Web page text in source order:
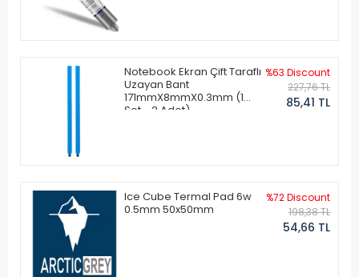
Notebook Ekran Çift Taraflı
Uzayan Bant
171mmX8mmX0.3mm (1
Set - 2 Adet)
%63 Discount
227,76 TL
85,41 TL
Ice Cube Termal Pad 6w
0.5mm 50x50mm
%72 Discount
198,38 TL
54,66 TL